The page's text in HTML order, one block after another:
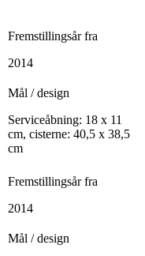
Fremstillingsår fra
2014
Mål / design
Serviceåbning: 18 x 11
cm, cisterne: 40,5 x 38,5
cm
Fremstillingsår fra
2014
Mål / design